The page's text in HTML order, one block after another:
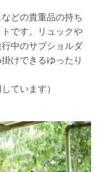
どの貴重品の持ち
です。リュックや
中のサブショルダ
けできるゆったり
ています）